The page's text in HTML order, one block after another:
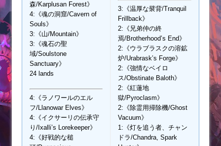
森/Karplusan Forest》
4:《魂の洞窟/Cavern of
Souls》
3:《山/Mountain》
3:《魂石の聖
域/Soulstone
Sanctuary》
24 lands
4:《ラノワールのエル
フ/Llanowar Elves》
4:《イクサーリの伝承守
り/Ixalli’s Lorekeeper》
4:《好戦的な槌
3:《温厚な襞背/Tranquil
Frillback》
2:《兄弟仲の終
焉/Brotherhood’s End》
2:《ウラブラスクの溶鉱
炉/Urabrask’s Forge》
2:《強情なベイロ
ス/Obstinate Baloth》
2:《紅蓮地
獄/Pyroclasm》
2:《除霊用掃除機/Ghost
Vacuum》
1:《灯を追う者、チャン
ドラ/Chandra, Spark